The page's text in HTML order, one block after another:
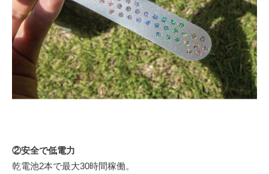
②安全で低電力
乾電池2本で最大30時間稼働。